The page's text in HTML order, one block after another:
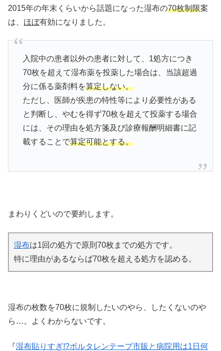
2015年の年末くらいから話題になった湿布の70枚制限案
は、 ほぼ有効になりました。
入院中の患者以外の患者に対して、1処方につき
70枚を超えて湿布薬を投薬した場合は、当該超過
分に係る薬剤料を算定しない。
ただし、医師が疾患の特性等により必要性がある
と判断し、やむを得ず70枚を超えて投薬する場合
には、その理由を処方箋及び診療報酬明細書に記
載することで算定可能とする。
まわりくどいので要約します。
湿布は1回の処方で原則70枚までの処方です。
特に理由があるならば70枚を超える処方を認める。
湿布の枚数を70枚に規制したいのやら、したくないのや
ら…。よくわからないです。
『湿布貼りすぎ!?ボルタレンテープ市販と病院用は1日何